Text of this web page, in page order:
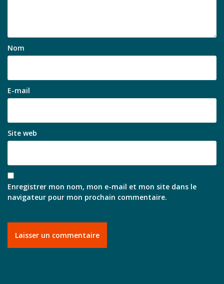
Nom
E-mail
Site web
Enregistrer mon nom, mon e-mail et mon site dans le
navigateur pour mon prochain commentaire.